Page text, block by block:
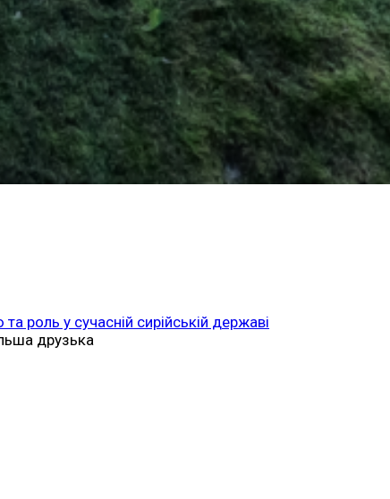
роль у сучасній сирійській державі
друзька